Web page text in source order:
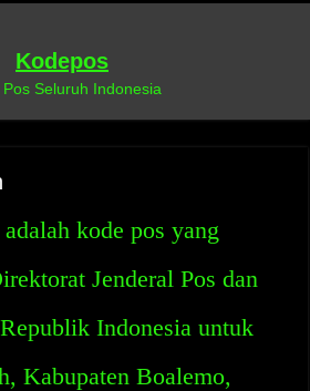
Kodepos
Pos Seluruh Indonesia
kode pos yang
Jenderal Pos dan
Indonesia untuk
Kabupaten Boalemo,